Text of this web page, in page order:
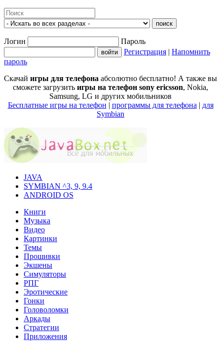
Логин
Пароль
Регистрация | Напомнить
пароль
Скачай игры для телефона абсолютно бесплатно! А также вы
сможете загрузить игры на телефон sony ericsson, Nokia,
Samsung, LG и других мобильников
Бесплатные игры на телефон | программы для телефона | для
Symbian
JAVA
SYMBIAN ^3, 9, 9.4
ANDROID OS
Книги
Музыка
Видео
Картинки
Темы
Прошивки
Экшены
Симуляторы
РПГ
Эротические
Гонки
Головоломки
Аркады
Стратегии
Приложения